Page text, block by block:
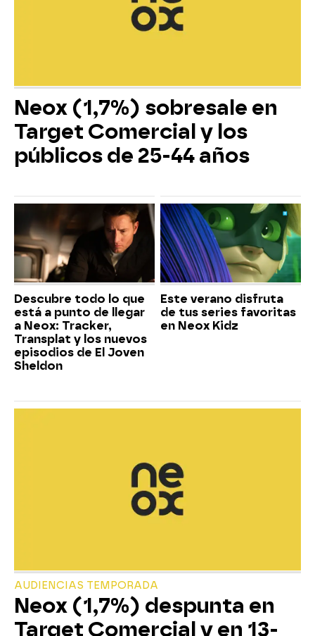
Neox (1,7%) sobresale en
Target Comercial y los
públicos de 25-44 años
Descubre todo lo que
está a punto de llegar
a Neox: Tracker,
Transplat y los nuevos
episodios de El Joven
Sheldon
Este verano disfruta
de tus series favoritas
en Neox Kidz
AUDIENCIAS TEMPORADA
Neox (1,7%) despunta en
Target Comercial y en 13-